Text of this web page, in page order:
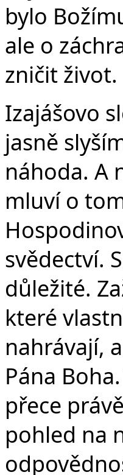
bylo
ale o
zničit život.
Izajášovo
jasně
náhoda. A
mluví o
svědectví.
důležité.
které
nahrávají,
Pána
přece
pohled na